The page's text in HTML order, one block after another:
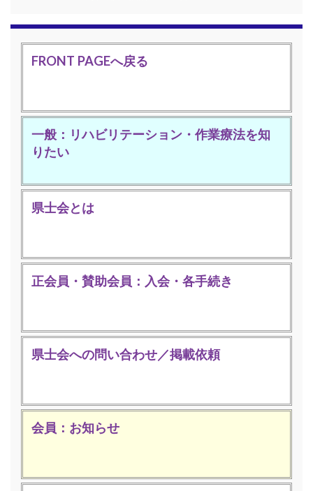
FRONT PAGEへ戻る
一般：リハビリテーション・作業療法を知
りたい
県士会とは
正会員・賛助会員：入会・各手続き
県士会への問い合わせ／掲載依頼
会員：お知らせ